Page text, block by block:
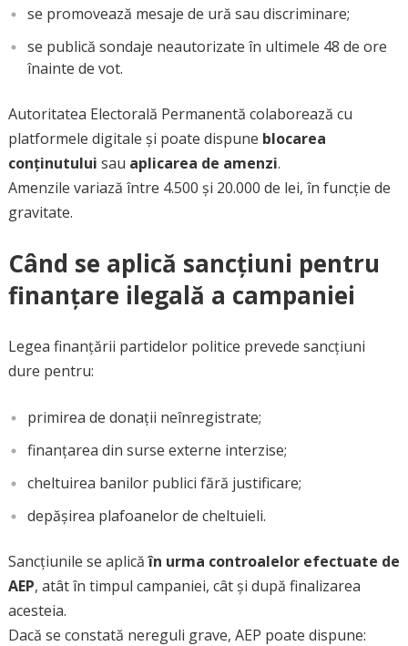
se promovează mesaje de ură sau discriminare;
se publică sondaje neautorizate în ultimele 48 de ore
înainte de vot.
Autoritatea Electorală Permanentă colaborează cu
platformele digitale și poate dispune blocarea
conținutului sau aplicarea de amenzi.
Amenzile variază între 4.500 și 20.000 de lei, în funcție de
gravitate.
Când se aplică sancțiuni pentru
finanțare ilegală a campaniei
Legea finanțării partidelor politice prevede sancțiuni
dure pentru:
primirea de donații neînregistrate;
finanțarea din surse externe interzise;
cheltuirea banilor publici fără justificare;
depășirea plafoanelor de cheltuieli.
Sancțiunile se aplicăîn urma controalelor efectuate de
AEP, atât în timpul campaniei, cât și după finalizarea
acesteia.
Dacă se constată nereguli grave, AEP poate dispune: